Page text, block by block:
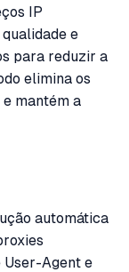
IP
e
para reduzir a
elimina os
mantém a
automática
User-Agent e